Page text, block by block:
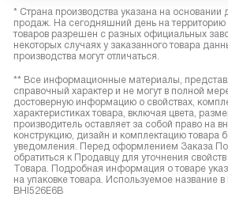
* Страна производства указана на
продаж. На сегодняшний день на территорию
товаров разрешен с разных официальных
некоторых случаях у заказанного товара
производства могут отличаться.
** Все информационные материалы,
справочный характер и не могут в полной
достоверную информацию о свойствах,
характеристиках товара, включая цвета,
производитель оставляет за собой право на
конструкцию, дизайн и комплектацию товара
уведомления. Перед оформлением Заказа
обратиться к Продавцу для уточнения
Товара. Подробная информация о товаре
на упаковке товара. Используемое название в
BHI526E6B